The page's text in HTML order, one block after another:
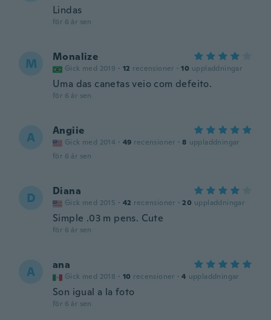
Lindas
för 6 år sen
M Monalize
Gick med 2019 · 12 recensioner · 10 uppladdningar
Uma das canetas veio com defeito.
för 6 år sen
A Angiie
Gick med 2014 · 49 recensioner · 8 uppladdningar
för 6 år sen
D Diana
Gick med 2015 · 42 recensioner · 20 uppladdningar
Simple .03 m pens. Cute
för 6 år sen
A ana
Gick med 2018 · 10 recensioner · 4 uppladdningar
Son igual a la foto
för 6 år sen